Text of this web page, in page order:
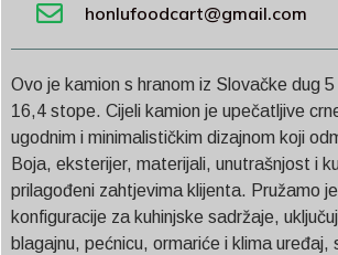
honlufoodcart@gmail.com
Ovo je kamion s hranom iz Slovačke dug
16,4 stope. Cijeli kamion je upečatljive
ugodnim i minimalističkim dizajnom koji
Boja, eksterijer, materijali, unutrašnjost i
prilagođeni zahtjevima klijenta. Pružamo
konfiguracije za kuhinjske sadržaje,
blagajnu, pećnicu, ormariće i klima uređaj,